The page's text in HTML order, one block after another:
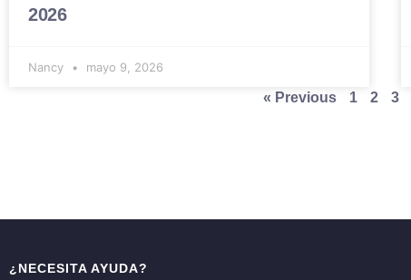
2026
Nancy mayo 9, 2026
« Previous 1 2 3
¿NECESITA AYUDA?